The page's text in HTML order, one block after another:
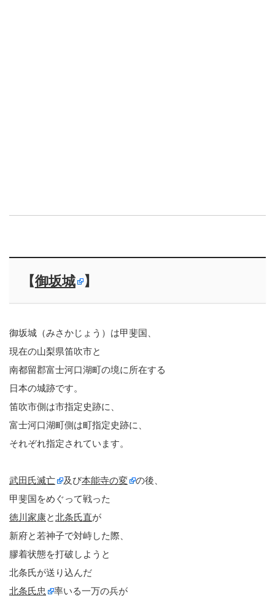
【御坂城 】
御坂城（みさかじょう）は甲斐国、
現在の山梨県笛吹市と
南都留郡富士河口湖町の境に所在する
日本の城跡です。
笛吹市側は市指定史跡に、
富士河口湖町側は町指定史跡に、
それぞれ指定されています。
武田氏滅亡 及び本能寺の変
の後、
甲斐国をめぐって戦った
徳川家康と北条氏直が
新府と若神子で対峙した際、
膠着状態を打破しようと
北条氏が送り込んだ
北条氏忠
率いる一万の兵が